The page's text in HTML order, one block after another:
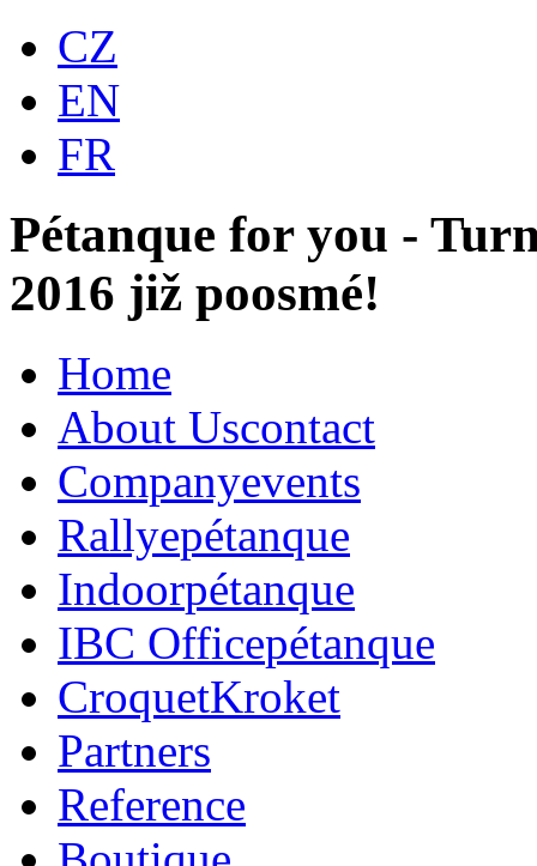
CZ
EN
FR
Pétanque for you -
2016 již poosmé!
Home
About Uscontact
Companyevents
Rallyepétanque
Indoorpétanque
IBC Officepétanque
CroquetKroket
Partners
Reference